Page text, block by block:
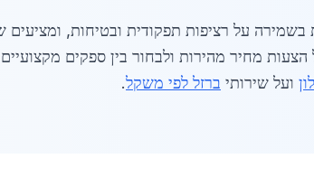
מחיר מהירות ולבחור בין ספקים
ועל שירותי ברזל לפי משקל.